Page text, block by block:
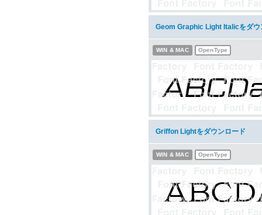
Geom Graphic Light Italicをダウ
WIN & MAC OpenType
Griffon Lightをダウンロード
WIN & MAC OpenType